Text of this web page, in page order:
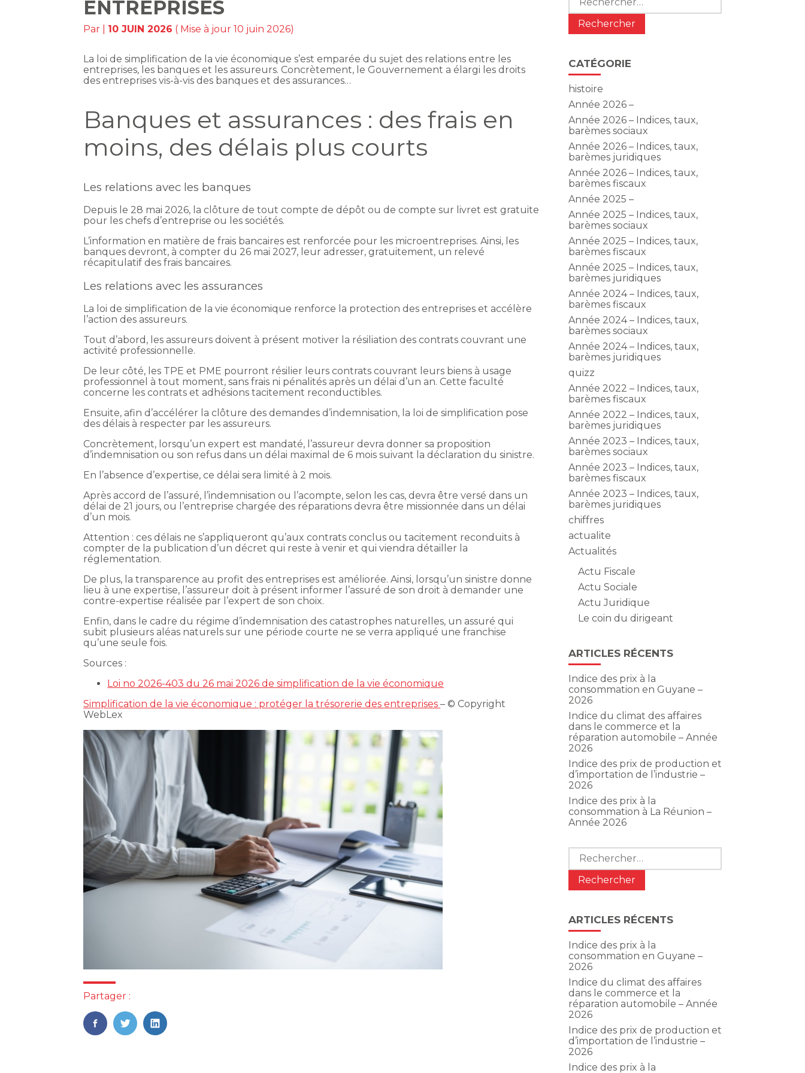
ENTREPRISES
Par 10 JUIN 2026 ( Mise à jour 10 juin 2026)
La loi de simplification de la vie économique s’est emparée du sujet des relations entre les
entreprises, les banques et les assureurs. Concrètement, le Gouvernement a élargi les droits
des entreprises vis-à-vis des banques et des assurances…
Banques et assurances : des frais en
moins, des délais plus courts
Les relations avec les banques
Depuis le 28 mai 2026, la clôture de tout compte de dépôt ou de compte sur livret est gratuite
pour les chefs d’entreprise ou les sociétés.
L’information en matière de frais bancaires est renforcée pour les microentreprises. Ainsi, les
banques devront, à compter du 26 mai 2027, leur adresser, gratuitement, un relevé
récapitulatif des frais bancaires.
Les relations avec les assurances
La loi de simplification de la vie économique renforce la protection des entreprises et accélère
l’action des assureurs.
Tout d’abord, les assureurs doivent à présent motiver la résiliation des contrats couvrant une
activité professionnelle.
De leur côté, les TPE et PME pourront résilier leurs contrats couvrant leurs biens à usage
professionnel à tout moment, sans frais ni pénalités après un délai d’un an. Cette faculté
concerne les contrats et adhésions tacitement reconductibles.
Ensuite, afin d’accélérer la clôture des demandes d’indemnisation, la loi de simplification pose
des délais à respecter par les assureurs.
Concrètement, lorsqu’un expert est mandaté, l’assureur devra donner sa proposition
d’indemnisation ou son refus dans un délai maximal de 6 mois suivant la déclaration du sinistre.
En l’absence d’expertise, ce délai sera limité à 2 mois.
Après accord de l’assuré, l’indemnisation ou l’acompte, selon les cas, devra être versé dans un
délai de 21 jours, ou l’entreprise chargée des réparations devra être missionnée dans un délai
d’un mois.
Attention : ces délais ne s’appliqueront qu’aux contrats conclus ou tacitement reconduits à
compter de la publication d’un décret qui reste à venir et qui viendra détailler la
réglementation.
De plus, la transparence au profit des entreprises est améliorée. Ainsi, lorsqu’un sinistre donne
lieu à une expertise, l’assureur doit à présent informer l’assuré de son droit à demander une
contre-expertise réalisée par l’expert de son choix.
Enfin, dans le cadre du régime d’indemnisation des catastrophes naturelles, un assuré qui
subit plusieurs aléas naturels sur une période courte ne se verra appliqué une franchise
qu’une seule fois.
Sources :
Loi no 2026-403 du 26 mai 2026 de simplification de la vie économique
Simplification de la vie économique : protéger la trésorerie des entreprises– © Copyright
WebLex
Partager :
FaceBook
TwitterLinkedIn
CATÉGORIE
histoire
Année 2026 –
Année 2026 – Indices, taux,
barèmes sociaux
Année 2026 – Indices, taux,
barèmes juridiques
Année 2026 – Indices, taux,
barèmes fiscaux
Année 2025 –
Année 2025 – Indices, taux,
barèmes sociaux
Année 2025 – Indices, taux,
barèmes fiscaux
Année 2025 – Indices, taux,
barèmes juridiques
Année 2024 – Indices, taux,
barèmes fiscaux
Année 2024 – Indices, taux,
barèmes sociaux
Année 2024 – Indices, taux,
barèmes juridiques
quizz
Année 2022 – Indices, taux,
barèmes fiscaux
Année 2022 – Indices, taux,
barèmes juridiques
Année 2023 – Indices, taux,
barèmes sociaux
Année 2023 – Indices, taux,
barèmes fiscaux
Année 2023 – Indices, taux,
barèmes juridiques
chiffres
actualite
Actualités
Actu Fiscale
Actu Sociale
Actu Juridique
Le coin du dirigeant
ARTICLES RÉCENTS
Indice des prix à la
consommation en Guyane –
2026
Indice du climat des affaires
dans le commerce et la
réparation automobile – Année
2026
Indice des prix de production et
d’importation de l’industrie –
2026
Indice des prix à la
consommation à La Réunion –
Année 2026
Rechercher :
ARTICLES RÉCENTS
Indice des prix à la
consommation en Guyane –
2026
Indice du climat des affaires
dans le commerce et la
réparation automobile – Année
2026
Indice des prix de production et
d’importation de l’industrie –
2026
Indice des prix à la